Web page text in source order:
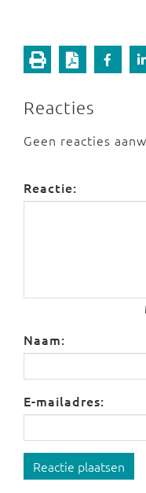
Reacties
Geen reacties
Reactie:
Naam:
E-mailadres:
Reactie plaatsen